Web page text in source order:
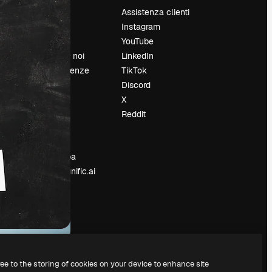
Chi siamo
Recensioni
Lavora con noi
Cerca tendenze
Blog
Slidesgo
Vendi i tuoi
Sala stampa
Cerchi magnific.ai
Assistenza clienti
Instagram
YouTube
LinkedIn
TikTok
Discord
X
Reddit
to the storing of cookies on your device to enhance site